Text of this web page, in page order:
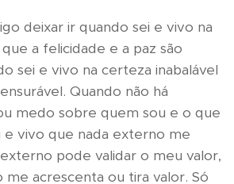
deixar ir quando sei e vivo na
a felicidade e a paz são
sei e vivo na certeza inabalável
Quando não há
medo sobre quem sou e o que
e vivo que nada externo me
pode validar o meu valor,
acrescenta ou tira valor. Só